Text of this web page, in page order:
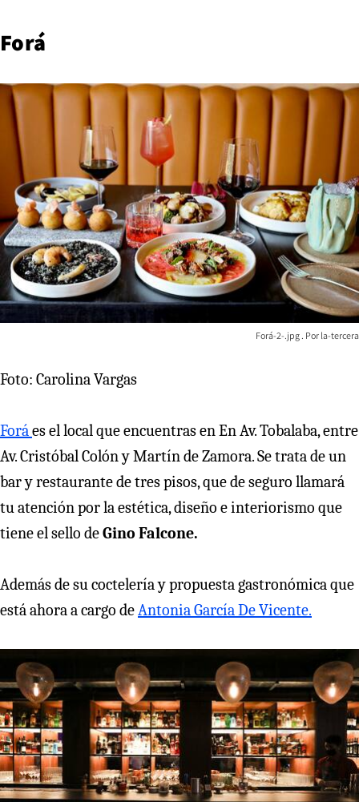
Forá
Forá-2-.jpg la-tercera
Foto: Carolina Vargas
Foráes el local que encuentras en En Av. Tobalaba, entre
Av. Cristóbal Colón y Martín de Zamora. Se trata de un
bar y restaurante de tres pisos, que de seguro llamará
tu atención por la estética, diseño e interiorismo que
tiene el sello deGino Falcone.
Además de su coctelería y propuesta gastronómica que
está ahora a cargo deAntonia García De Vicente.